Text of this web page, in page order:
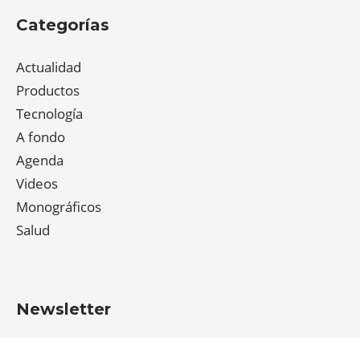
Categorías
Actualidad
Productos
Tecnología
A fondo
Agenda
Videos
Monográficos
Salud
Newsletter